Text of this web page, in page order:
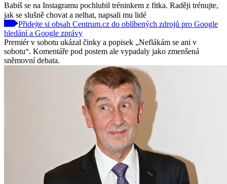
Babiš se na Instagramu pochlubil tréninkem z fitka. Raději trénujte,
jak se slušně chovat a nelhat, napsali mu lidé
Přidejte si obsah Centrum.cz do oblíbených zdrojů pro Google
hledání a Google zprávy
Premiér v sobotu ukázal činky a popisek „Neflákám se ani v
sobotu“. Komentáře pod postem ale vypadaly jako zmenšená
sněmovní debata.